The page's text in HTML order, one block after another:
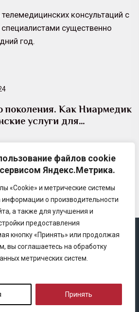
файлов cookie
Яндекс.Метрика.
«Cookie» и метрические системы
информации о производительности
а также для улучшения и
предоставления
кнопку «Принять» или продолжая
вы соглашаетесь на обработку
метрических систем.
Принять
консультаций с
существенно
год.
поколения. Как Ниармедик
услуги для…
в Некрасовке отметила
В 2014 году она была открыта
«Доктор рядом»,…
Ассоциация «Некоммерческого
развитию страхового рынка
безопасности»
републикации
конфиденциальности